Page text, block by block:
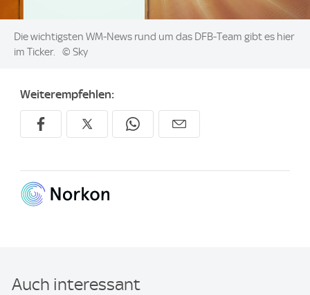
Image:
Die wichtigsten WM-News rund um das DFB-Team gibt es hier
im Ticker.
© Sky
Weiterempfehlen:
Auch interessant